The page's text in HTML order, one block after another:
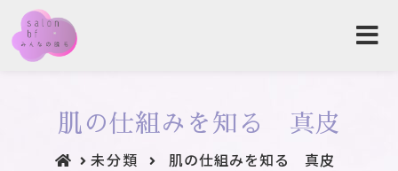
肌の仕組みを知る 真皮
未分類 肌の仕組みを知る 真皮